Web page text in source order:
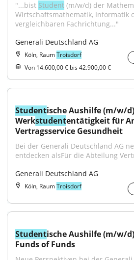
"...bist Student (m/w/d) der
Wirtschaftsmathematik, Informatik
vergleichbaren Fachrichtung..."
Generali Deutschland AG
Köln, RaumTroisdorf
Von 14.600,00 € bis 42.900,00 €
Studentische Aushilfe (m/w/
Werkstudententätigkeit für
Vertragsservice Gesundheit
Bei der Generali Deutschland AG
entdecken alsFür die Abteilung
Generali Deutschland AG
Köln, RaumTroisdorf
Studentische Aushilfe (m/w/
Funds of Funds